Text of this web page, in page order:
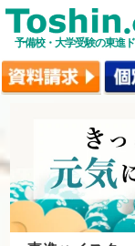
予備校・大学受験の東進